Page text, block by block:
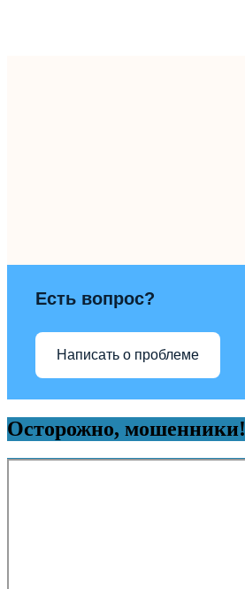
Есть вопрос?
Написать о проблеме
Осторожно, мошенники!